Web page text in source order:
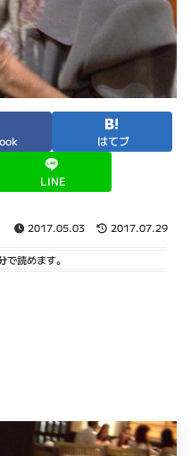
はてブ
LINE
2017.05.03 2017.07.29
で読めます。